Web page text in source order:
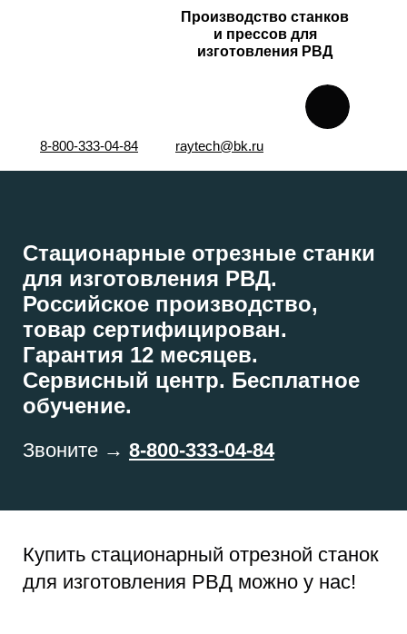
Производство станков
и прессов для
изготовления РВД
8-800-333-04-84 raytech@bk.ru
Стационарные отрезные станки
для изготовления РВД.
Российское производство,
товар сертифицирован.
Гарантия 12 месяцев.
Сервисный центр. Бесплатное
обучение.
Звоните → 8-800-333-04-84
Купить стационарный отрезной станок
для изготовления РВД можно у нас!